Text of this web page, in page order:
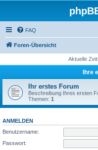
FAQ
Foren-Übersicht
Aktuelle
Ihre
Ihr erstes Forum
Beschreibung Ihres ersten
Themen: 1
ANMELDEN
Benutzername:
Passwort: